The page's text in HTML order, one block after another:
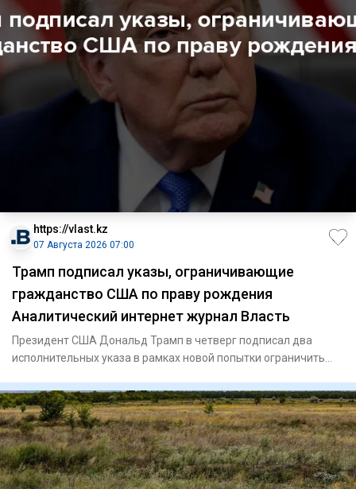
https://vlast.kz
07 Августа 2026 07:00
Трамп подписал указы, ограничивающие
гражданство США по праву рождения
Аналитический интернет журнал Власть
Президент США Дональд Трамп в четверг подписал два
исполнительных указа в рамках новой попытки ограничить